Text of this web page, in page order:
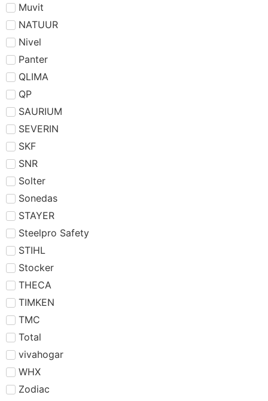
Muvit
NATUUR
Nivel
Panter
QLIMA
QP
SAURIUM
SEVERIN
SKF
SNR
Solter
Sonedas
STAYER
Steelpro Safety
STIHL
Stocker
THECA
TIMKEN
TMC
Total
vivahogar
WHX
Zodiac